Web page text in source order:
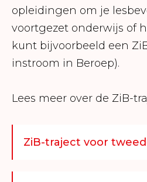
opleidingen om je
voortgezet onderwijs of
kunt bijvoorbeeld een
instroom in Beroep).
Lees meer over de ZiB-
ZiB-traject voor